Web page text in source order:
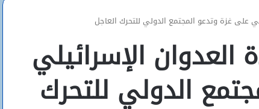
على غزة وتدعو المجتمع الدولي للتحرك العاجل
العدوان الإسرائيلي
الدولي للتحرك